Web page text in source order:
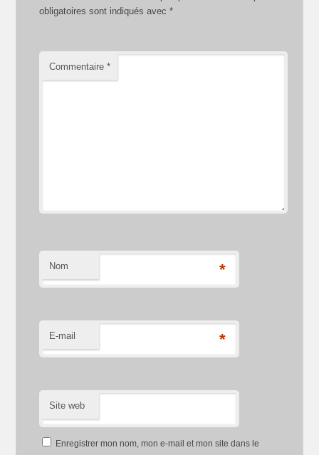
obligatoires sont indiqués avec*
Commentaire*
Nom *
E-mail *
Site web
Enregistrer mon nom, mon e-mail et mon site dans le